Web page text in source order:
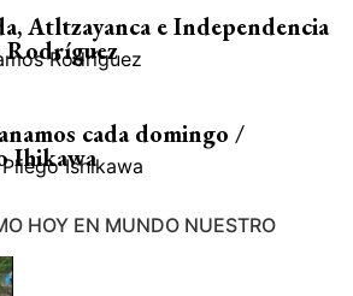
Atltzayanca e Independencia
Rodríguez
Rodríguez
cada domingo /
IhikawaIshikawa
HOY EN MUNDO NUESTRO